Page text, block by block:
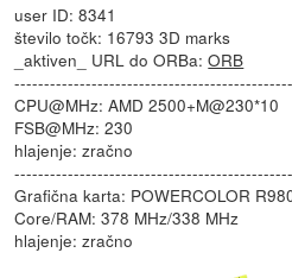
user ID: 8341
število točk: 16793 3D marks
_aktiven_ URL do ORBa:ORB
CPU@MHz: AMD 2500+M@230*10
FSB@MHz: 230
hlajenje: zračno
Grafična karta: POWERCOLOR
Core/RAM: 378 MHz/338 MHz
hlajenje: zračno